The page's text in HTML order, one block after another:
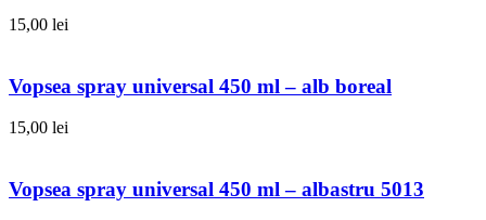
15,00 lei
Vopsea spray universal 450 ml – alb boreal
15,00 lei
Vopsea spray universal 450 ml – albastru 5013